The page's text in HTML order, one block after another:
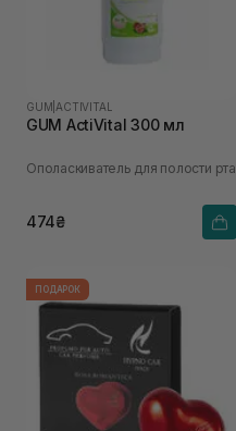
GUM ACTIVITAL
GUM ActiVital 300 мл
Ополаскиватель для полости рта
474₴
ПОДАРОК